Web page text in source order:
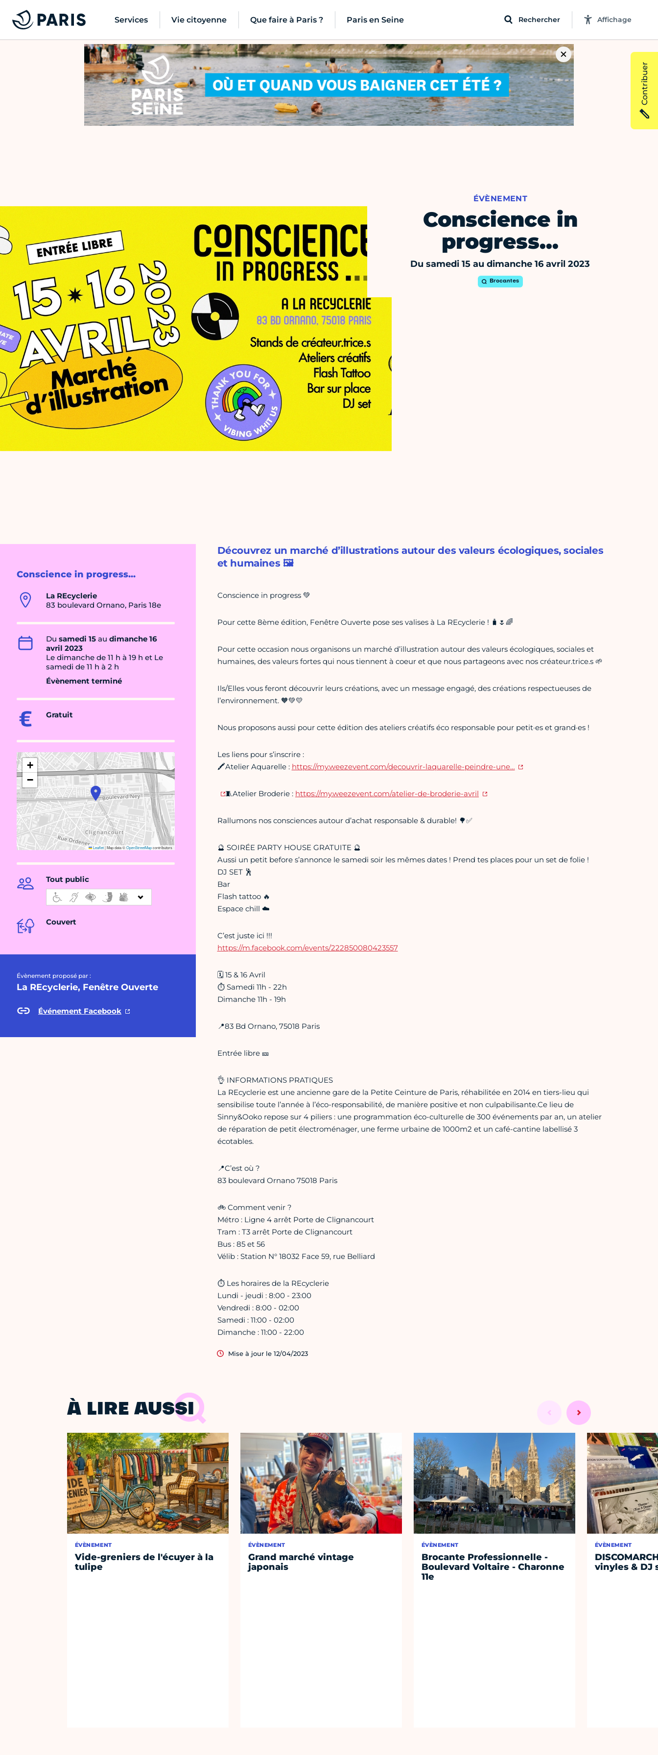
Services Vie citoyenne Que faire à Paris ? Paris en Seine Rechercher Affichage
ÉVÈNEMENT
Conscience in
progress…
Du samedi 15 au dimanche 16 avril 2023
Brocantes
Conscience in progress...
La REcyclerie
83 boulevard Ornano, Paris 18e
Du samedi 15 au dimanche 16
avril 2023
Le dimanche de 11 h à 19 h et Le
samedi de 11 h à 2 h
Évènement terminé
Gratuit
+
−
Leaflet|Map data ©OpenStreetMapcontributors
Tout public
Couvert
Évènement proposé par :
La REcyclerie, Fenêtre Ouverte
Événement Facebook
Découvrez un marché d’illustrations autour des valeurs écologiques, sociales
et humaines 🖼
Conscience in progress 💚
Pour cette 8ème édition, Fenêtre Ouverte pose ses valises à La REcyclerie ! 🧳🌷🌈
Pour cette occasion nous organisons un marché d’illustration autour des valeurs écologiques, sociales et
humaines, des valeurs fortes qui nous tiennent à coeur et que nous partageons avec nos créateur.trice.s 🌱
Ils/Elles vous feront découvrir leurs créations, avec un message engagé, des créations respectueuses de
l’environnement. 🧡💚💛
Nous proposons aussi pour cette édition des ateliers créatifs éco responsable pour petit·es et grand·es !
Les liens pour s’inscrire :
🖍Atelier Aquarelle : https://my.weezevent.com/decouvrir-laquarelle-peindre-une…
🧵Atelier Broderie : https://my.weezevent.com/atelier-de-broderie-avril
Rallumons nos consciences autour d’achat responsable & durable! 🌳✅
🔮 SOIRÉE PARTY HOUSE GRATUITE 🔮
Aussi un petit before s’annonce le samedi soir les mêmes dates ! Prend tes places pour un set de folie !
DJ SET 🕺
Bar
Flash tattoo 🔥
Espace chill ☁️
C’est juste ici !!!
https://m.facebook.com/events/222850080423557
🗓 15 & 16 Avril
⏱ Samedi 11h - 22h
Dimanche 11h - 19h
📍83 Bd Ornano, 75018 Paris
Entrée libre 🎫
👌 INFORMATIONS PRATIQUES
La REcyclerie est une ancienne gare de la Petite Ceinture de Paris, réhabilitée en 2014 en tiers-lieu qui
sensibilise toute l’année à l’éco-responsabilité, de manière positive et non culpabilisante.Ce lieu de
Sinny&Ooko repose sur 4 piliers : une programmation éco-culturelle de 300 événements par an, un atelier
de réparation de petit électroménager, une ferme urbaine de 1000m2 et un café-cantine labellisé 3
écotables.
📍C’est où ?
83 boulevard Ornano 75018 Paris
🚲 Comment venir ?
Métro : Ligne 4 arrêt Porte de Clignancourt
Tram : T3 arrêt Porte de Clignancourt
Bus : 85 et 56
Vélib : Station N° 18032 Face 59, rue Belliard
⏱ Les horaires de la REcyclerie
Lundi - jeudi : 8:00 - 23:00
Vendredi : 8:00 - 02:00
Samedi : 11:00 - 02:00
Dimanche : 11:00 - 22:00
Mise à jour le 12/04/2023
À LIRE AUSSI
ÉVÈNEMENT
Vide-greniers de l'écuyer à la
tulipe
ÉVÈNEMENT
Grand marché vintage
japonais
ÉVÈNEMENT
Brocante Professionnelle -
Boulevard Voltaire - Charonne
11e
ÉVÈNEMENT
vinyles & DJ
Contribuer